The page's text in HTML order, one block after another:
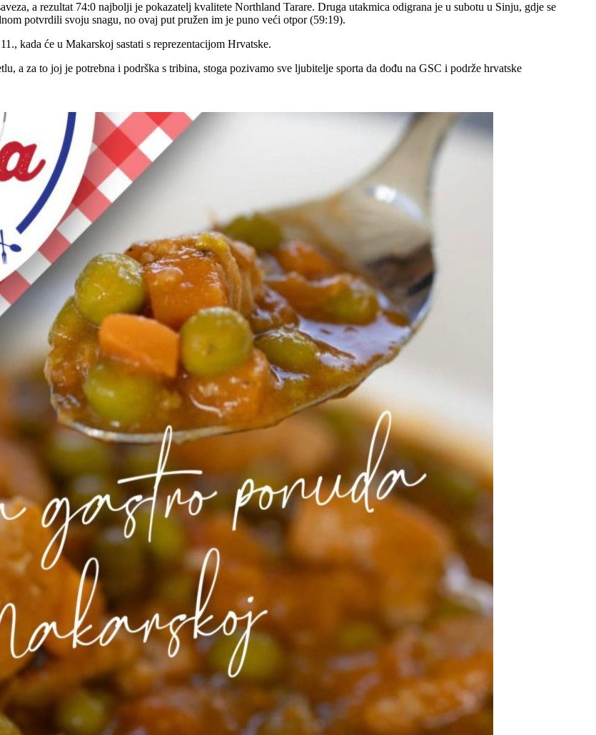
a rezultat 74:0 najbolji je pokazatelj kvalitete Northland Tarare. Druga utakmica odigrana je u subotu u Sinju, gdje se
potvrdili svoju snagu, no ovaj put pružen im je puno veći otpor (59:19).
kada će u Makarskoj sastati s reprezentacijom Hrvatske.
a za to joj je potrebna i podrška s tribina, stoga pozivamo sve ljubitelje sporta da dođu na GSC i podrže hrvatske